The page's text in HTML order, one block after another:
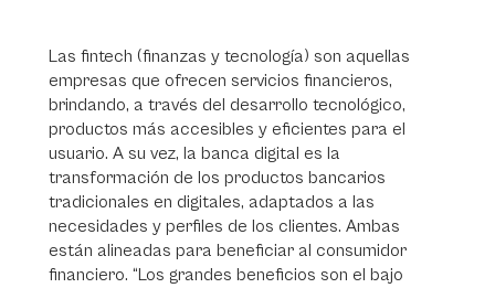
Las fintech (finanzas y tecnología) son aquellas
empresas que ofrecen servicios financieros,
brindando, a través del desarrollo tecnológico,
productos más accesibles y eficientes para el
usuario. A su vez, la banca digital es la
transformación de los productos bancarios
tradicionales en digitales, adaptados a las
necesidades y perfiles de los clientes. Ambas
están alineadas para beneficiar al consumidor
financiero. “Los grandes beneficios son el bajo